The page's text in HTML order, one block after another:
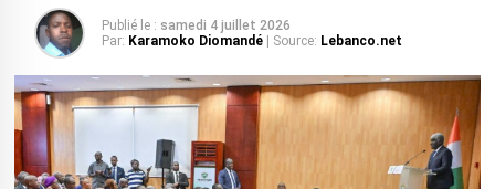
Publié le : samedi 4 juillet 2026
Par: Karamoko Diomandé | Source: Lebanco.net